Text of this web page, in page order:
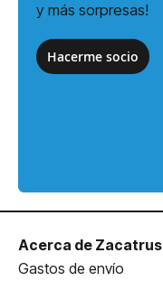
y más sorpresas!
Hacerme socio
Acerca de Zacatrus
Gastos de envío